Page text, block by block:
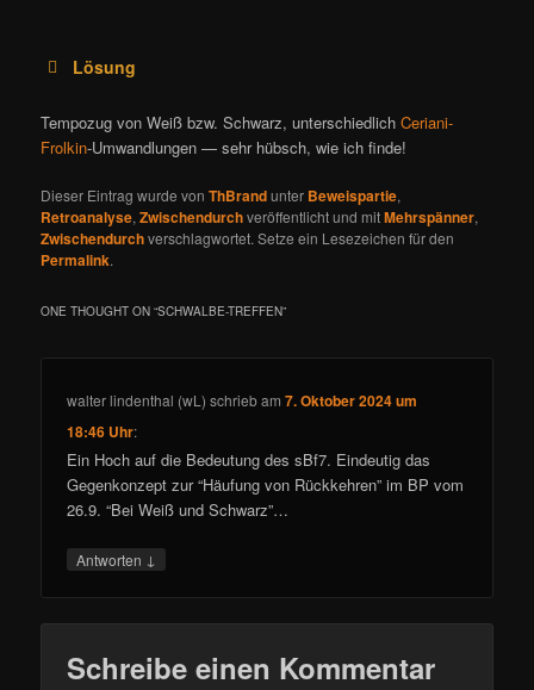
Lösung
Tempozug von Weiß bzw. Schwarz, unterschiedlichCeriani-
Frolkin-Umwandlungen — sehr hübsch, wie ich finde!
Dieser Eintrag wurde vonThBrandunter Beweispartie,
Retroanalyse,Zwischendurchveröffentlicht und mitMehrspänner,
Zwischendurchverschlagwortet. Setze ein Lesezeichen für den
Permalink.
ONE THOUGHT ON “SCHWALBE-TREFFEN”
walter lindenthal (wL) schriebam7. Oktober 2024 um
18:46 Uhr:
Ein Hoch auf die Bedeutung des sBf7. Eindeutig das
Gegenkonzept zur “Häufung von Rückkehren” im BP vom
26.9. “Bei Weiß und Schwarz”…
Antworten ↓
Schreibe einen Kommentar